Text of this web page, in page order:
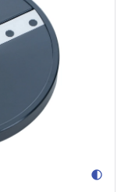
contrast